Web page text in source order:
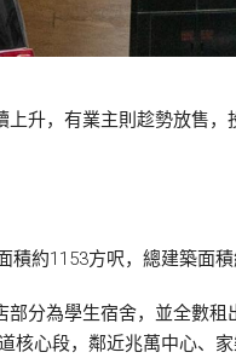
升，有業主則趁勢放售
約1153方呎，總建築面
分為學生宿舍，並全數
心段，鄰近兆萬中心、